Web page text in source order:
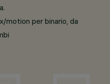
motion per binario, da